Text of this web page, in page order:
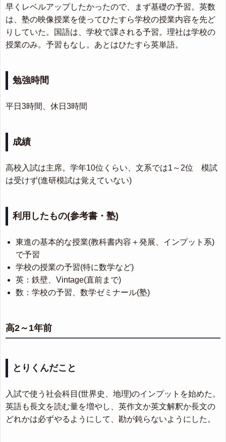
早くレベルアップしたかったので、まず基礎の予習。英数
は、塾の映像授業を使ってひたすら学校の授業内容を先ど
りしていた。国語は、学校で課される予習。理社は学校の
授業のみ。予習もなし。あとはひたすら英単語。
勉強時間
平日3時間、休日3時間
成績
高校入試は主席。学年10位くらい、文系では1～2位 模試
は受けず(進研模試は覚えていない)
利用したもの(参考書・塾)
東進の基本的な授業(教科書内容＋発展、インプット系)
で予習
学校の授業の予習(特に数学など)
英：鉄壁、Vintage(直前まで)
数：学校の予習、数学ゼミナール(塾)
高2～1年前
とりくんだこと
入試で使う社会科目(世界史、地理)のインプットを始めた。
英語も長文を読む量を増やし、英作文か英文解釈か長文の
どれかは必ずやるようにして、勘が鈍らないようにした。